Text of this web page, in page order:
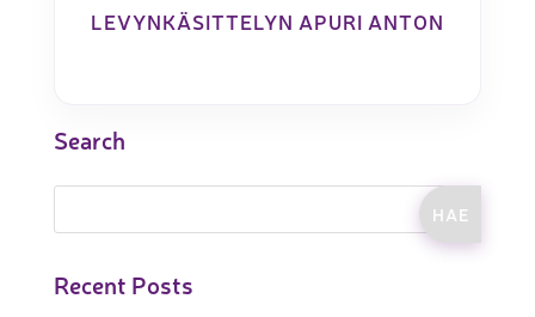
LEVYNKÄSITTELYN APURI ANTON
Search
Recent Posts